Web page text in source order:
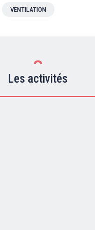
VENTILATION
Les activités